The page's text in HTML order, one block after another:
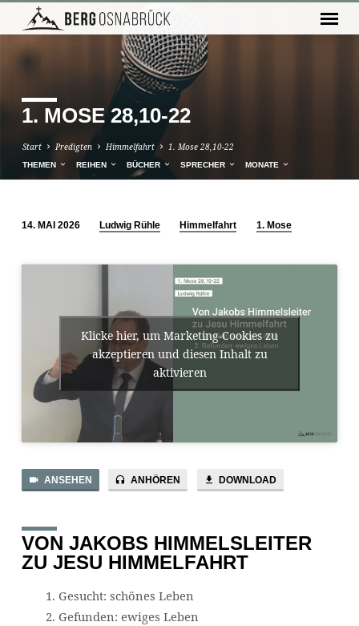
1. MOSE 28,10-22
Start Predigten Himmelfahrt 1. Mose 28,10-22
THEMEN REIHEN BÜCHER SPRECHER MONATE
MOSE
14. MAI 2026 Ludwig Rühle Himmelfahrt 1. Mose
Klicke hier, um Marketing-Cookies zu
akzeptieren und diesen Inhalt zu
aktivieren
ANSEHEN ANHÖREN DOWNLOAD
VON JAKOBS HIMMELSLEITER
ZU JESU HIMMELFAHRT
Gesucht: schönes Leben
Gefunden: ewiges Leben